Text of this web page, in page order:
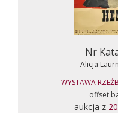
Nr
Alicja
WYSTAWA
offset
aukcja z